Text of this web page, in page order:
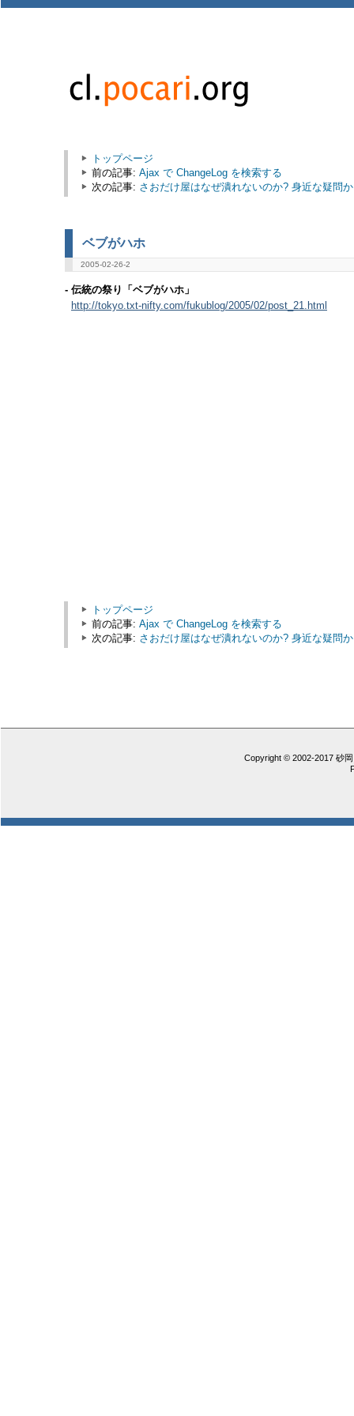
トップページ
前の記事: Ajax で ChangeLog を検索する
次の記事: さおだけ屋はなぜ潰れないのか? 身近な疑問
ベブがハホ
2005-02-26-2
- 伝統の祭り「ベブがハホ」
http://tokyo.txt-nifty.com/fukublog/2005/02/post_21.html
トップページ
前の記事: Ajax で ChangeLog を検索する
次の記事: さおだけ屋はなぜ潰れないのか? 身近な疑問
Copyright © 2002-2017 砂